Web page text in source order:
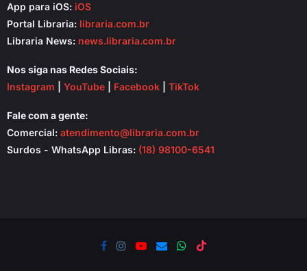
App para iOS: iOS
Portal Libraria: libraria.com.br
Libraria News: news.libraria.com.br
Nos siga nas Redes Sociais:
Instagram
YouTube Facebook TikTok
Fale com a gente:
Comercial: atendimento@libraria.com.br
Surdos - WhatsApp Libras: (18) 98100-6541